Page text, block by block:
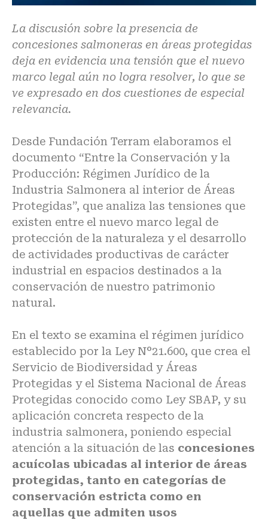
La discusión sobre la presencia de
concesiones salmoneras en áreas protegidas
deja en evidencia una tensión que el nuevo
marco legal aún no logra resolver, lo que se
ve expresado en dos cuestiones de especial
relevancia.
Desde Fundación Terram elaboramos el
documento “Entre la Conservación y la
Producción: Régimen Jurídico de la
Industria Salmonera al interior de Áreas
Protegidas”, que analiza las tensiones que
existen entre el nuevo marco legal de
protección de la naturaleza y el desarrollo
de actividades productivas de carácter
industrial en espacios destinados a la
conservación de nuestro patrimonio
natural.
En el texto se examina el régimen jurídico
establecido por la Ley N°21.600, que crea el
Servicio de Biodiversidad y Áreas
Protegidas y el Sistema Nacional de Áreas
Protegidas conocido como Ley SBAP, y su
aplicación concreta respecto de la
industria salmonera, poniendo especial
atención a la situación de las concesiones
acuícolas ubicadas al interior de áreas
protegidas, tanto en categorías de
conservación estricta como en
aquellas que admiten usos